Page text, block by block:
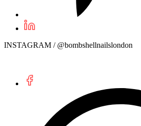
INSTAGRAM / @bombshellnailslondon